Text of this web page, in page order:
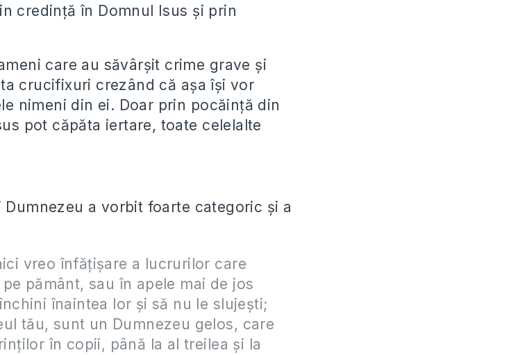
credinţă în Domnul Isus şi prin
care au săvârşit crime grave şi
crucifixuri crezând că aşa îşi vor
nimeni din ei. Doar prin pocăinţă din
pot căpăta iertare, toate celelalte
a vorbit foarte categoric şi a
vreo înfăţişare a lucrurilor care
pământ, sau în apele mai de jos
înaintea lor şi să nu le slujeşti;
tău, sunt un Dumnezeu gelos, care
în copii, până la al treilea şi la